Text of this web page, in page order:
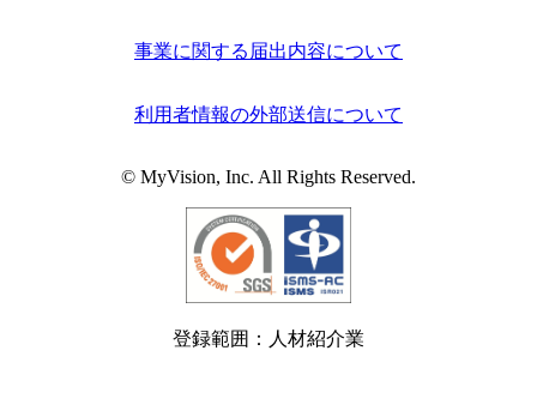
事業に関する届出内容について
利用者情報の外部送信について
© MyVision, Inc. All Rights Reserved.
登録範囲：人材紹介業